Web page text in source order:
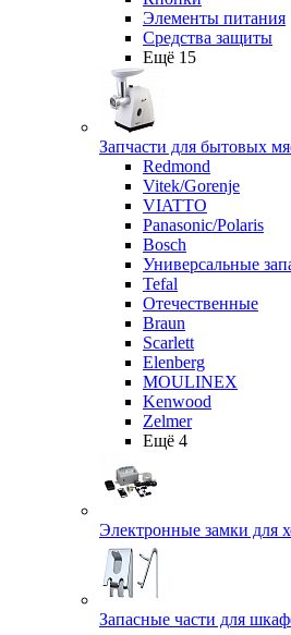
Элементы питания
Средства защиты
Ещё 15
Запчасти для бытовых
Redmond
Vitek/Gorenje
VIATTO
Panasonic/Polaris
Bosch
Универсальные
Tefal
Отечественные
Braun
Scarlett
Elenberg
MOULINEX
Kenwood
Zelmer
Ещё 4
Электронные замки для
Запасные части для